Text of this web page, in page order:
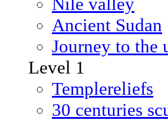
Ancient Sudan
Journey to the
Level 1
Templereliefs
30 centuries